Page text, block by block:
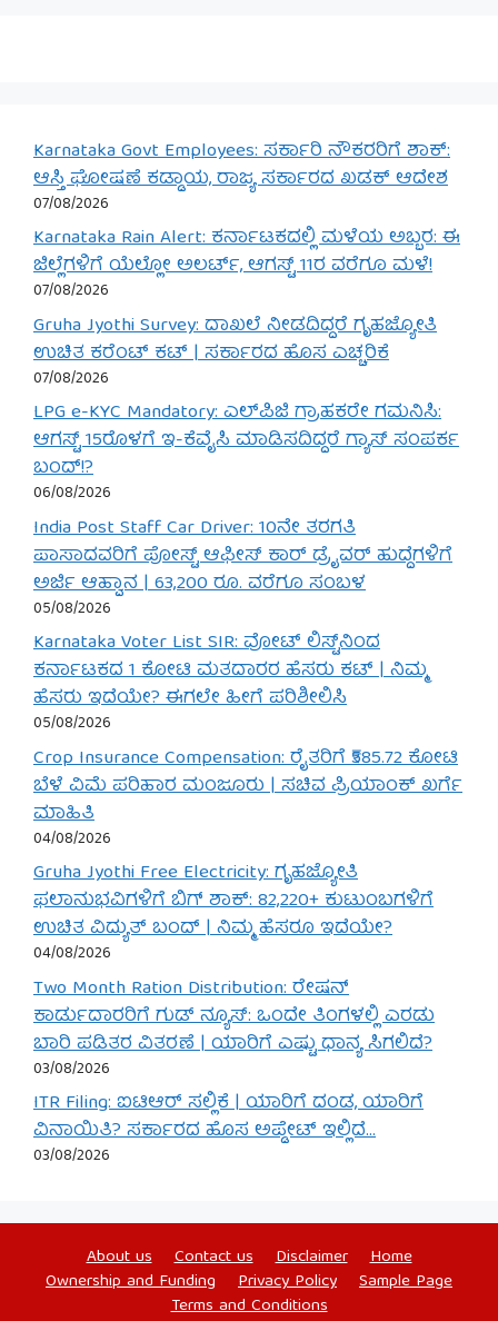
Karnataka Govt Employees: ಸರ್ಕಾರಿ ನೌಕರರಿಗೆ ಶಾಕ್:
ಆಸ್ತಿ ಘೋಷಣೆ ಕಡ್ಡಾಯ, ರಾಜ್ಯ ಸರ್ಕಾರದ ಖಡಕ್ ಆದೇಶ
07/08/2026
Karnataka Rain Alert: ಕರ್ನಾಟಕದಲ್ಲಿ ಮಳೆಯ ಅಬ್ಬರ: ಈ
ಜಿಲ್ಲೆಗಳಿಗೆ ಯೆಲ್ಲೋ ಅಲರ್ಟ್, ಆಗಸ್ಟ್ 11ರ ವರೆಗೂ ಮಳೆ!
07/08/2026
Gruha Jyothi Survey: ದಾಖಲೆ ನೀಡದಿದ್ದರೆ ಗೃಹಜ್ಯೋತಿ
ಉಚಿತ ಕರೆಂಟ್ ಕಟ್ | ಸರ್ಕಾರದ ಹೊಸ ಎಚ್ಚರಿಕೆ
07/08/2026
LPG e-KYC Mandatory: ಎಲ್‌ಪಿಜಿ ಗ್ರಾಹಕರೇ ಗಮನಿಸಿ:
ಆಗಸ್ಟ್ 15ರೊಳಗೆ ಇ-ಕೆವೈಸಿ ಮಾಡಿಸದಿದ್ದರೆ ಗ್ಯಾಸ್ ಸಂಪರ್ಕ
ಬಂದ್!?
06/08/2026
India Post Staff Car Driver: 10ನೇ ತರಗತಿ
ಪಾಸಾದವರಿಗೆ ಪೋಸ್ಟ್ ಆಫೀಸ್ ಕಾರ್ ಡ್ರೈವರ್ ಹುದ್ದೆಗಳಿಗೆ
ಅರ್ಜಿ ಆಹ್ವಾನ | 63,200 ರೂ. ವರೆಗೂ ಸಂಬಳ
05/08/2026
Karnataka Voter List SIR: ವೋಟ್ ಲಿಸ್ಟ್‌ನಿಂದ
ಕರ್ನಾಟಕದ 1 ಕೋಟಿ ಮತದಾರರ ಹೆಸರು ಕಟ್ | ನಿಮ್ಮ
ಹೆಸರು ಇದೆಯೇ? ಈಗಲೇ ಹೀಗೆ ಪರಿಶೀಲಿಸಿ
05/08/2026
Crop Insurance Compensation: ರೈತರಿಗೆ ₹585.72 ಕೋಟಿ
ಬೆಳೆ ವಿಮೆ ಪರಿಹಾರ ಮಂಜೂರು | ಸಚಿವ ಪ್ರಿಯಾಂಕ್ ಖರ್ಗೆ
ಮಾಹಿತಿ
04/08/2026
Gruha Jyothi Free Electricity: ಗೃಹಜ್ಯೋತಿ
ಫಲಾನುಭವಿಗಳಿಗೆ ಬಿಗ್ ಶಾಕ್: 82,220+ ಕುಟುಂಬಗಳಿಗೆ
ಉಚಿತ ವಿದ್ಯುತ್ ಬಂದ್ | ನಿಮ್ಮ ಹೆಸರೂ ಇದೆಯೇ?
04/08/2026
Two Month Ration Distribution: ರೇಷನ್
ಕಾರ್ಡುದಾರರಿಗೆ ಗುಡ್ ನ್ಯೂಸ್: ಒಂದೇ ತಿಂಗಳಲ್ಲಿ ಎರಡು
ಬಾರಿ ಪಡಿತರ ವಿತರಣೆ | ಯಾರಿಗೆ ಎಷ್ಟು ಧಾನ್ಯ ಸಿಗಲಿದೆ?
03/08/2026
ITR Filing: ಐಟಿಆರ್ ಸಲ್ಲಿಕೆ | ಯಾರಿಗೆ ದಂಡ, ಯಾರಿಗೆ
ವಿನಾಯಿತಿ? ಸರ್ಕಾರದ ಹೊಸ ಅಪ್ಡೇಟ್ ಇಲ್ಲಿದೆ…
03/08/2026
About us Contact us Disclaimer
Home
Ownership and Funding
Privacy Policy
Sample Page
Terms and Conditions